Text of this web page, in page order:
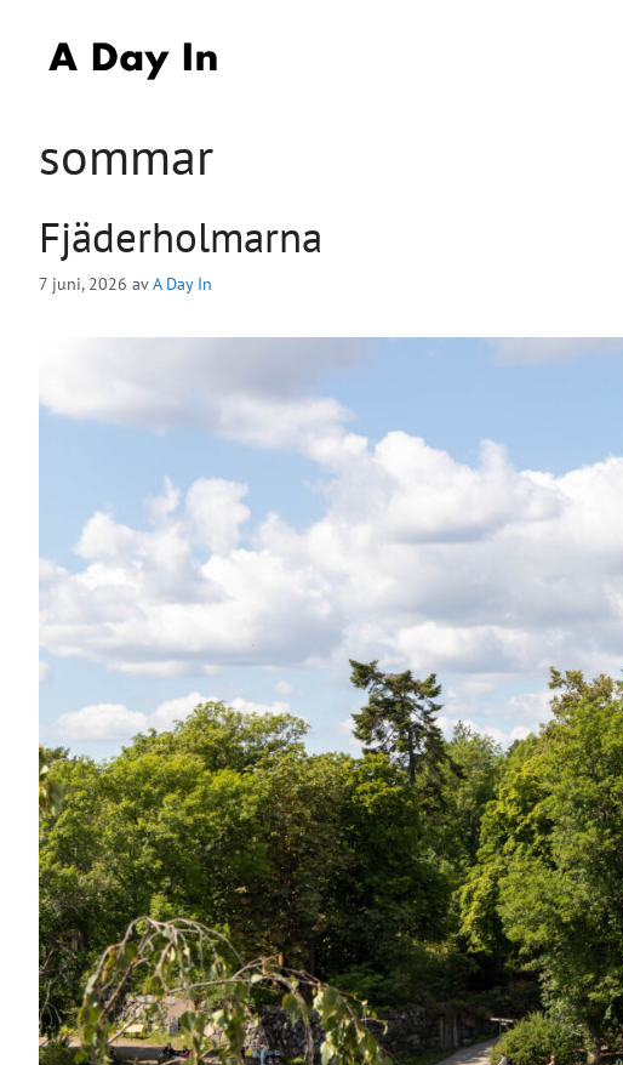
innehåll
sommar
Fjäderholmarna
7 juni, 2026 avA Day In